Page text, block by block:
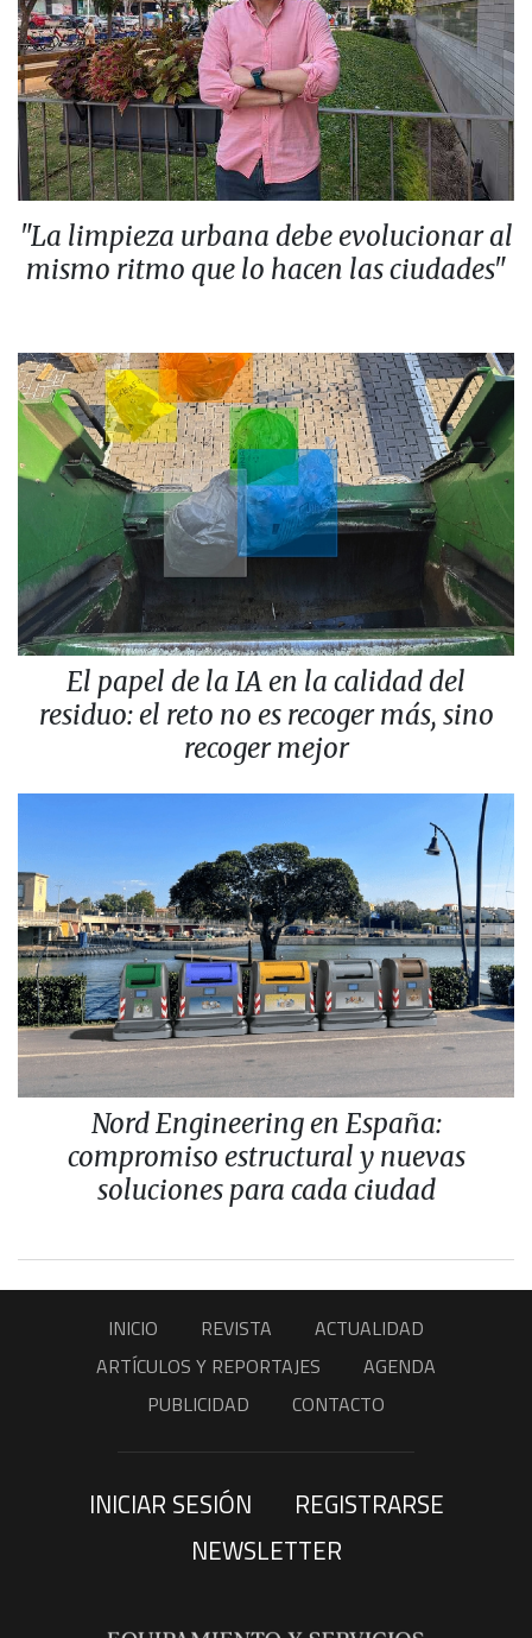
"La limpieza urbana debe evolucionar al
mismo ritmo que lo hacen las ciudades"
El papel de la IA en la calidad del
residuo: el reto no es recoger más, sino
recoger mejor
Nord Engineering en España:
compromiso estructural y nuevas
soluciones para cada ciudad
INICIO REVISTA
ACTUALIDAD
ARTÍCULOS Y REPORTAJES
AGENDA
PUBLICIDAD
CONTACTO
INICIAR SESIÓN
REGISTRARSE
NEWSLETTER